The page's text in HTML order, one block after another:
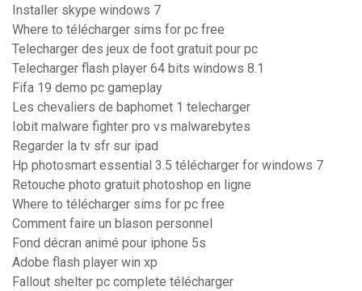
Installer skype windows 7
Where to télécharger sims for pc free
Telecharger des jeux de foot gratuit pour pc
Telecharger flash player 64 bits windows 8.1
Fifa 19 demo pc gameplay
Les chevaliers de baphomet 1 telecharger
Iobit malware fighter pro vs malwarebytes
Regarder la tv sfr sur ipad
Hp photosmart essential 3.5 télécharger for windows 7
Retouche photo gratuit photoshop en ligne
Where to télécharger sims for pc free
Comment faire un blason personnel
Fond décran animé pour iphone 5s
Adobe flash player win xp
Fallout shelter pc complete télécharger